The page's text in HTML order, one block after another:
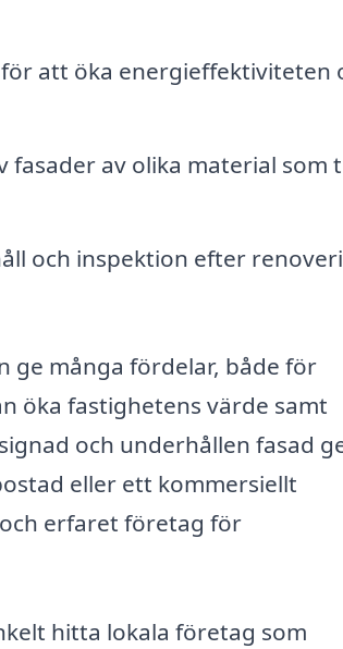
att öka energieffektiviteten
fasader av olika material som
och inspektion efter
ge många fördelar, både för
öka fastighetens värde samt
och underhållen fasad
eller ett kommersiellt
erfaret företag för
hitta lokala företag som